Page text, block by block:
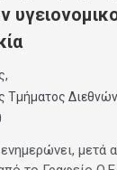
,
Τμήματος
μετά